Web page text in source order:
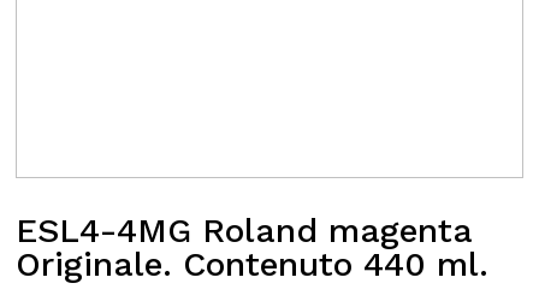
ESL4-4MG Roland magenta
Originale. Contenuto 440 ml.